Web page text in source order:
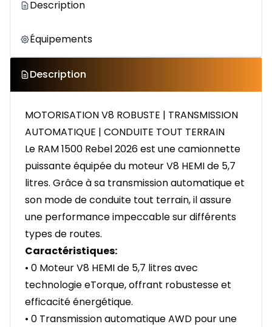
Description
Équipements
Description
MOTORISATION V8 ROBUSTE | TRANSMISSION
AUTOMATIQUE | CONDUITE TOUT TERRAIN
Le RAM 1500 Rebel 2026 est une camionnette
puissante équipée du moteur V8 HEMI de 5,7
litres. Grâce à sa transmission automatique et
son mode de conduite tout terrain, il assure
une performance impeccable sur différents
types de routes.
Caractéristiques:
• 0 Moteur V8 HEMI de 5,7 litres avec
technologie eTorque, offrant robustesse et
efficacité énergétique.
• 0 Transmission automatique AWD pour une